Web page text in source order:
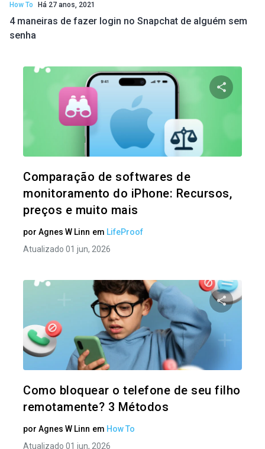
How To Há 27 anos, 2021
4 maneiras de fazer login no Snapchat de alguém sem
senha
Comparação de softwares de
monitoramento do iPhone: Recursos,
preços e muito mais
por Agnes W Linn em LifeProof
Atualizado 01 jun, 2026
Como bloquear o telefone de seu filho
remotamente? 3 Métodos
por Agnes W Linn em How To
Atualizado 01 jun, 2026